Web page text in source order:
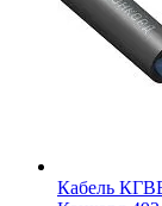
Кабель